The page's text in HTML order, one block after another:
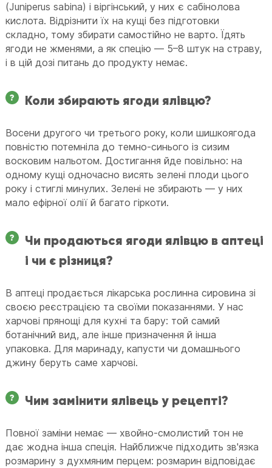
(Juniperus sabina) і віргінський, у них є сабінолова
кислота. Відрізнити їх на кущі без підготовки
складно, тому збирати самостійно не варто. Їдять
ягоди не жменями, а як спецію — 5–8 штук на страву,
і в цій дозі питань до продукту немає.
Коли збирають ягоди ялівцю?
Восени другого чи третього року, коли шишкоягода
повністю потемніла до темно-синього із сизим
восковим нальотом. Достигання йде повільно: на
одному кущі одночасно висять зелені плоди цього
року і стиглі минулих. Зелені не збирають — у них
мало ефірної олії й багато гіркоти.
Чи продаються ягоди ялівцю в аптеці
і чи є різниця?
В аптеці продається лікарська рослинна сировина зі
своєю реєстрацією та своїми показаннями. У нас
харчові прянощі для кухні та бару: той самий
ботанічний вид, але інше призначення й інша
упаковка. Для маринаду, капусти чи домашнього
джину беруть саме харчові.
Чим замінити ялівець у рецепті?
Повної заміни немає — хвойно-смолистий тон не
дає жодна інша спеція. Найближче підходить зв'язка
розмарину з духмяним перцем: розмарин відповідає